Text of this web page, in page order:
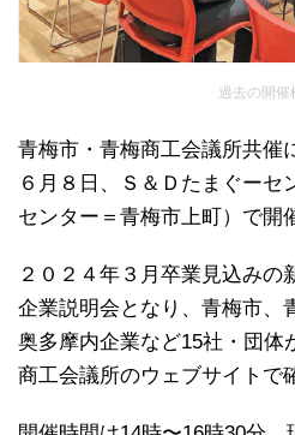
過去の開催
青梅市・青梅商工会議所共催
６月８日、Ｓ＆Ｄたまぐーセ
センター＝青梅市上町）で開
２０２４年３月卒業見込みの
企業説明会となり、青梅市、
奥多摩内企業など15社・団体
商工会議所のウェブサイトで